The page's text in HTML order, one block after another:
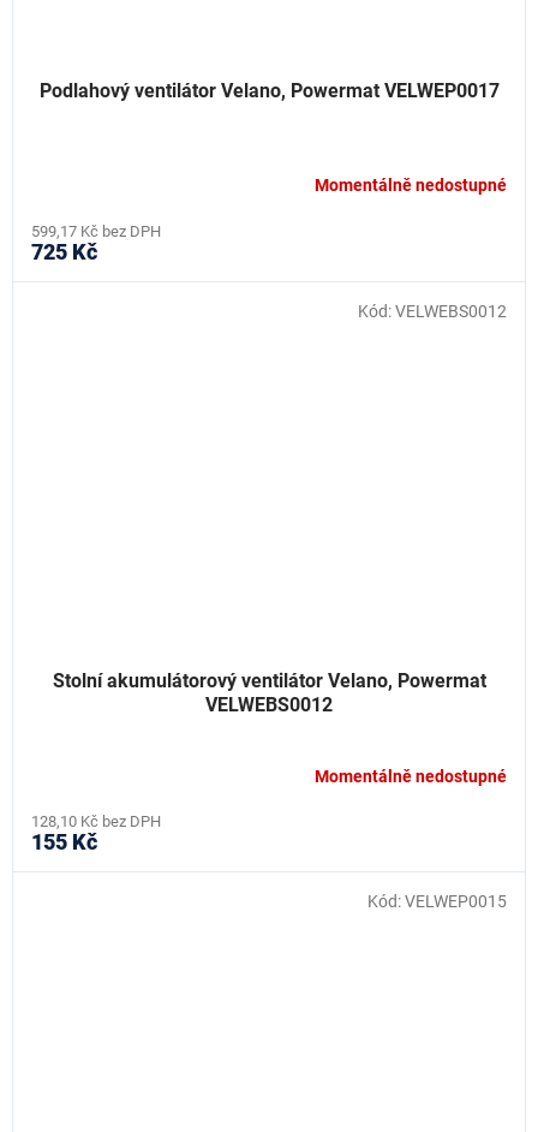
Podlahový ventilátor Velano, Powermat VELWEP0017
Momentálně nedostupné
599,17 Kč bez DPH
725 Kč
Stolní akumulátorový ventilátor Velano, Powermat
VELWEBS0012
Momentálně nedostupné
128,10 Kč bez DPH
155 Kč
Kód:VELWEBS0012
Kód:VELWEP0015